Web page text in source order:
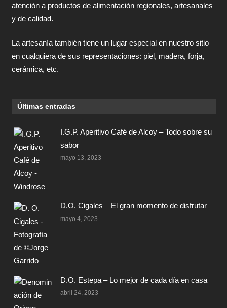
atención a productos de alimentación regionales, artesanales
y de calidad.
La artesanía también tiene un lugar especial en nuestro sitio
en cualquiera de sus representaciones: piel, madera, forja,
cerámica, etc.
Últimas entradas
I.G.P. Aperitivo Café de Alcoy – Todo sobre su
sabor
mayo 13, 2023
D.O. Cigales – El gran momento de disfrutar
mayo 4, 2023
D.O. Estepa – Lo mejor de cada día en casa
abril 24, 2023